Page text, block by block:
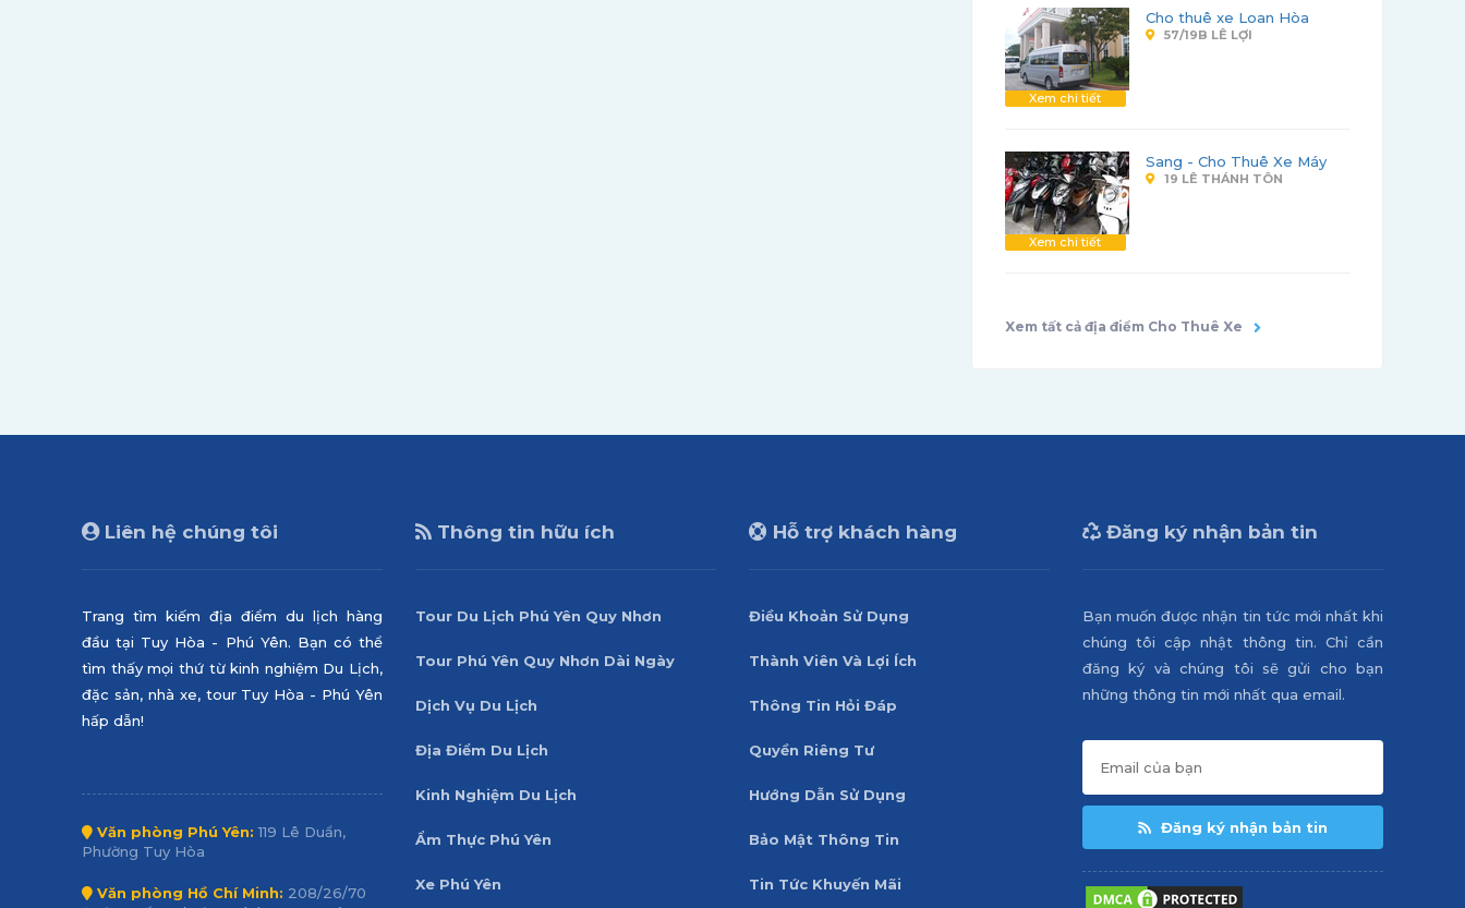
Xem chi tiết
Cho thuê xe Loan Hòa
57/19B LÊ LỢI
Xem chi tiết
Sang - Cho Thuê Xe Máy
19 LÊ THÁNH TÔN
Xem tất cả địa điểm Cho Thuê Xe
Liên hệ chúng tôi
Trang tìm kiếm địa điểm du lịch hàng
đầu tại Tuy Hòa - Phú Yên. Bạn có thể
tìm thấy mọi thứ từ kinh nghiệm Du Lịch,
đặc sản, nhà xe, tour Tuy Hòa - Phú Yên
hấp dẫn!
Văn phòng Phú Yên: 119 Lê Duẩn,
Phường Tuy Hòa
Văn phòng Hồ Chí Minh: 208/26/70
Thông tin hữu ích
Tour Du Lịch Phú Yên Quy Nhơn
Tour Phú Yên Quy Nhơn Dài Ngày
Dịch Vụ Du Lịch
Địa Điểm Du Lịch
Kinh Nghiệm Du Lịch
Ẩm Thực Phú Yên
Xe Phú Yên
Hỗ trợ khách hàng
Điều Khoản Sử Dụng
Thành Viên Và Lợi Ích
Thông Tin Hỏi Đáp
Quyền Riêng Tư
Hướng Dẫn Sử Dụng
Bảo Mật Thông Tin
Tin Tức Khuyến Mãi
Đăng ký nhận bản tin
Bạn muốn được nhận tin tức mới nhất khi
chúng tôi cập nhật thông tin. Chỉ cần
đăng ký và chúng tôi sẽ gửi cho bạn
những thông tin mới nhất qua email.
Đăng ký nhận bản tin